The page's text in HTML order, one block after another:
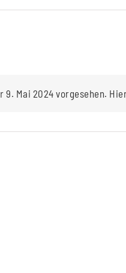
Mai 2024 vorgesehen.